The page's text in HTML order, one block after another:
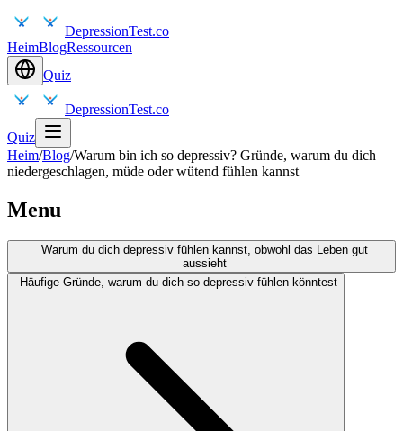
DepressionTest.co
HeimBlogRessourcen
Quiz
DepressionTest.co
Quiz
Heim/Blog/Warum bin ich so depressiv? Gründe, warum du dich
niedergeschlagen, müde oder wütend fühlen kannst
Menu
Warum du dich depressiv fühlen kannst, obwohl das Leben gut
aussieht
Häufige Gründe, warum du dich so depressiv fühlen könntest